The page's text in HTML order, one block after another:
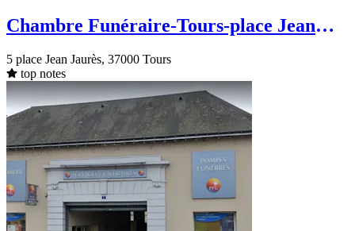
Chambre Funéraire-Tours-place Jean
5 place Jean Jaurès, 37000 Tours
top notes